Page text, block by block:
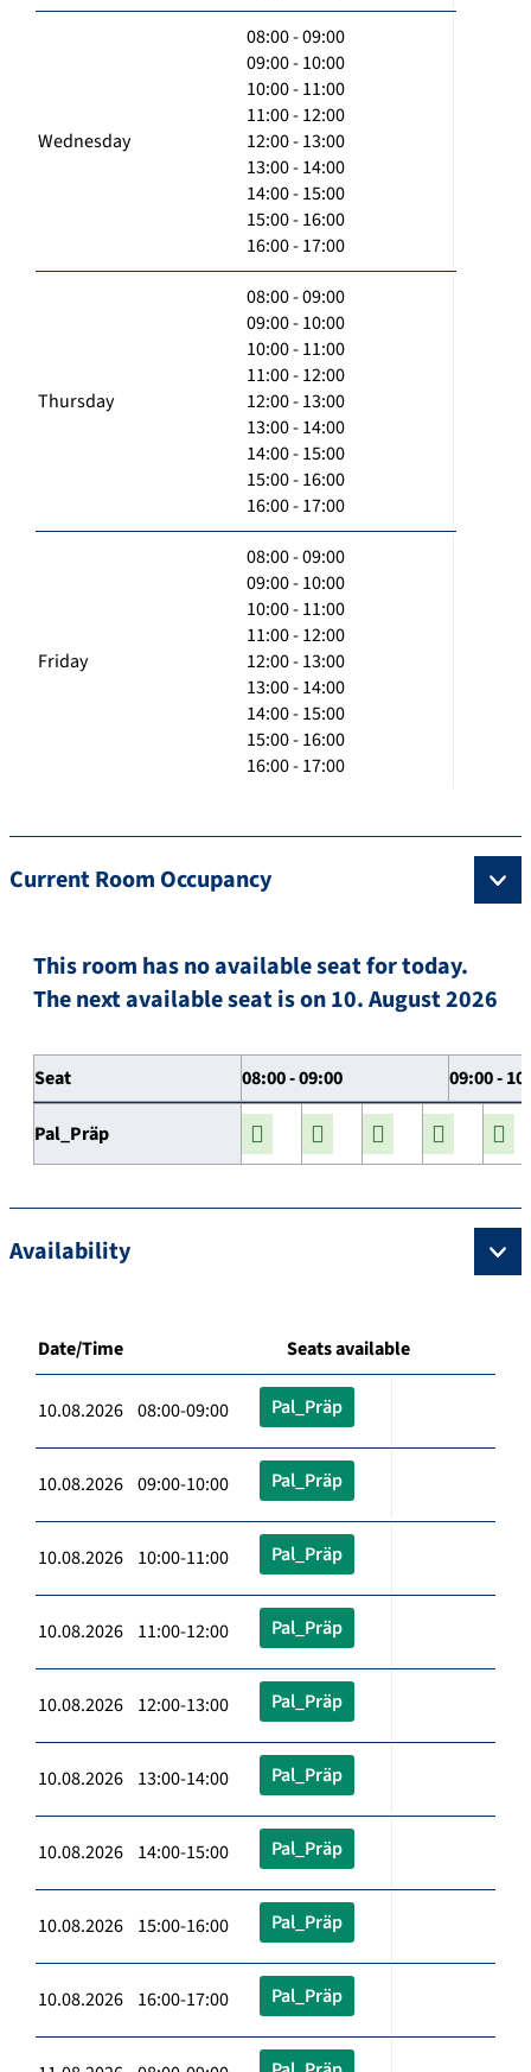
Wednesday
08:00 - 09:00
09:00 - 10:00
10:00 - 11:00
11:00 - 12:00
12:00 - 13:00
13:00 - 14:00
14:00 - 15:00
15:00 - 16:00
16:00 - 17:00
Thursday
08:00 - 09:00
09:00 - 10:00
10:00 - 11:00
11:00 - 12:00
12:00 - 13:00
13:00 - 14:00
14:00 - 15:00
15:00 - 16:00
16:00 - 17:00
Friday
08:00 - 09:00
09:00 - 10:00
10:00 - 11:00
11:00 - 12:00
12:00 - 13:00
13:00 - 14:00
14:00 - 15:00
15:00 - 16:00
16:00 - 17:00
Current Room Occupancy
This room has no available seat for today.
The next available seat is on 10. August 2026
Seat 08:00 - 09:00 09:00 -
Pal_Präp
Availability
Date/Time Seats available
10.08.2026 08:00-09:00 Pal_Präp
10.08.2026 09:00-10:00 Pal_Präp
10.08.2026 10:00-11:00 Pal_Präp
10.08.2026 11:00-12:00 Pal_Präp
10.08.2026 12:00-13:00 Pal_Präp
10.08.2026 13:00-14:00 Pal_Präp
10.08.2026 14:00-15:00 Pal_Präp
10.08.2026 15:00-16:00 Pal_Präp
10.08.2026 16:00-17:00 Pal_Präp